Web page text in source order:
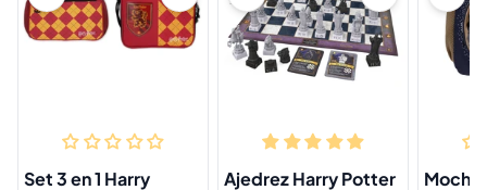
Set 3 en 1 Harry
Ajedrez Harry Potter